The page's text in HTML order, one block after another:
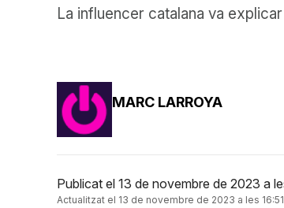
La influencer catalana va
MARC LARROYA
Publicat el 13 de novembre de 2023 a
Actualitzat el 13 de novembre de 2023 a les 16:51